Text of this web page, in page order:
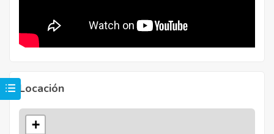
Locación
+